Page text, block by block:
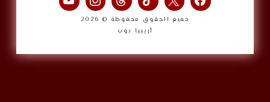
جميع الحقوق محفوظة © 2026
أريبيا بوب